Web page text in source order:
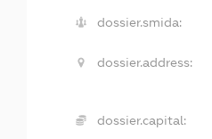
dossier.smida:
dossier.address:
dossier.capital: